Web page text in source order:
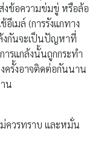
งข้อความข่มขู่ หรือล้อ
เมล์ (การรังแกทาง
งกันจะเป็นปัญหาที่
ารแกล้งนั้นถูกกระทำ
ครั้งอาจติดต่อกันนาน
น
ควรทราบ และหมั่น